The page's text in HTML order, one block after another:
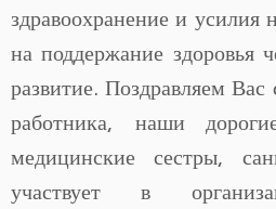
здравоохранение и усилия
на поддержание здоровья
развитие. Поздравляем
работника, наши
медицинские сестры,
участвует в